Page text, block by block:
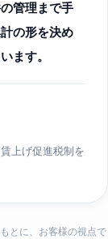
管理まで手
の形を決め
ます。
上げ促進税制を
とに、お客様の視点で